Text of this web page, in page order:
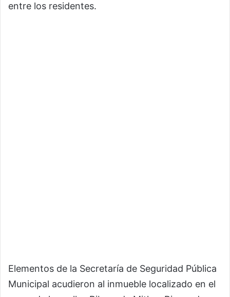
entre los residentes.
Elementos de la Secretaría de Seguridad Pública
Municipal acudieron al inmueble localizado en el